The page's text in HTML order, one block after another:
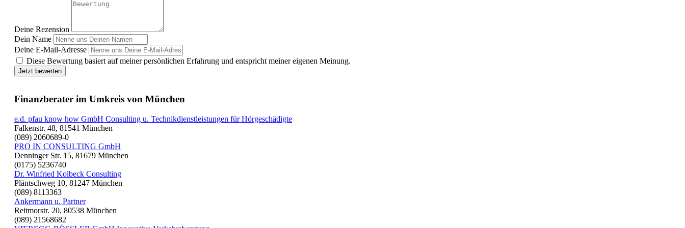
Deine Rezension
Dein Name
Deine E-Mail-Adresse
Diese Bewertung basiert auf meiner persönlichen Erfahrung und entspricht meiner eigenen Meinung.
Jetzt bewerten
Finanzberater im Umkreis von München
e.d. pfau know how GmbH Consulting u. Technikdienstleistungen für Hörgeschädigte
Falkenstr. 48, 81541 München
(089) 2060689-0
PRO IN CONSULTING GmbH
Denninger Str. 15, 81679 München
(0175) 5236740
Dr. Winfried Kolbeck Consulting
Pläntschweg 10, 81247 München
(089) 8113363
Ankermann u. Partner
Reitmorstr. 20, 80538 München
(089) 21568682